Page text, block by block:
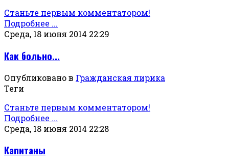
Станьте первым комментатором!
Подробнее ...
Среда, 18 июня 2014 22:29
Как больно...
Опубликовано в Гражданская лирика
Теги
Станьте первым комментатором!
Подробнее ...
Среда, 18 июня 2014 22:28
Капитаны